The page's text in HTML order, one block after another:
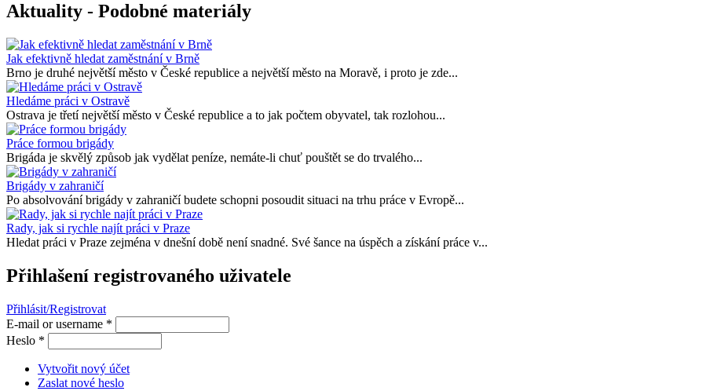
Aktuality - Podobné materiály
Jak efektivně hledat zaměstnání v Brně
Brno je druhé největší město v České republice a největší město na Moravě, i proto je zde...
Hledáme práci v Ostravě
Ostrava je třetí největší město v České republice a to jak počtem obyvatel, tak rozlohou...
Práce formou brigády
Brigáda je skvělý způsob jak vydělat peníze, nemáte-li chuť pouštět se do trvalého...
Brigády v zahraničí
Po absolvování brigády v zahraničí budete schopni posoudit situaci na trhu práce v Evropě...
Rady, jak si rychle najít práci v Praze
Hledat práci v Praze zejména v dnešní době není snadné. Své šance na úspěch a získání práce v...
Přihlašení registrovaného uživatele
Přihlásit/Registrovat
E-mail or username *
Heslo *
Vytvořit nový účet
Zaslat nové heslo